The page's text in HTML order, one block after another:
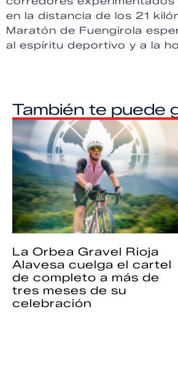
en la distancia de los 21
Maratón de Fuengirola
al espíritu deportivo y a la
También te puede
La Orbea Gravel Rioja
Alavesa cuelga el cartel
de completo a más de
tres meses de su
celebración